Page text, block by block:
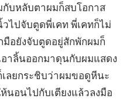
กับหลับตาผมก็สบโอกาส
ไปจับตูดพี่เคท พี่เคทก็ไม่
มือยังจับตูดอยู่สักพักผมก็
าลิ้นออกมาดุนกับผมแสดง
ลยกระชิบว่าผมขอดูหีนะ
นอนไปกับเตียงแล้วลงมือ